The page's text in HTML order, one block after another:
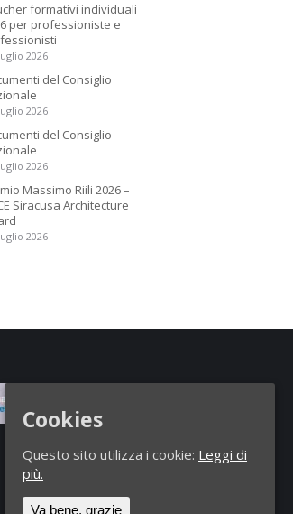
formativi individuali
per professioniste e
2026
del Consiglio
2026
del Consiglio
2026
Massimo Riili 2026 –
Siracusa Architecture
2026
di illeciti
Cookies
Questo sito utilizza i cookie: Leggi di
più.
Va bene, grazie